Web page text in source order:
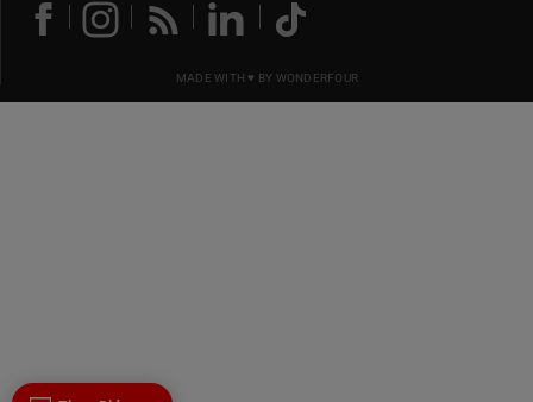
MADE WITH ♥ BY WONDERFOUR